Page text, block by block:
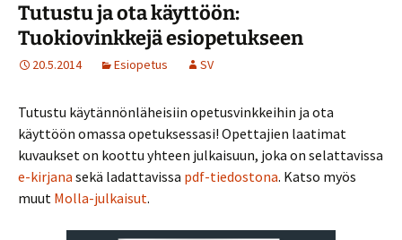
Tutustu ja ota käyttöön:
Tuokiovinkkejä esiopetukseen
20.5.2014 Esiopetus SV
Tutustu käytännönläheisiin opetusvinkkeihin ja ota
käyttöön omassa opetuksessasi! Opettajien laatimat
kuvaukset on koottu yhteen julkaisuun, joka on selattavissa
e-kirjana sekä ladattavissa pdf-tiedostona. Katso myös
muut Molla-julkaisut.